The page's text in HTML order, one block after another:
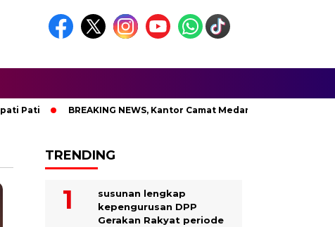
BREAKING NEWS, Kantor Camat Medan Area Dilahap Sijago
TRENDING
susunan lengkap
kepengurusan DPP
Gerakan Rakyat periode